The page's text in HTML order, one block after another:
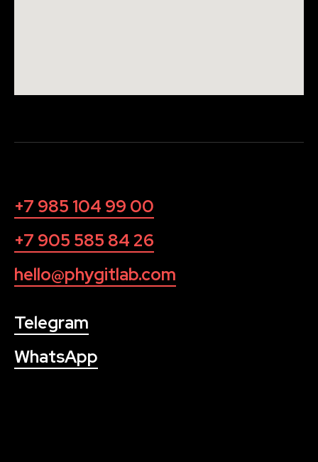
+7 985 104 99 00
+7 905 585 84 26
hello@phygitlab.com
Telegram
WhatsApp